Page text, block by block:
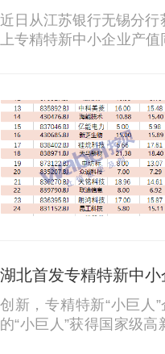
近日从江苏银行无锡分
上专精特新中小企业产值同比
湖北首发专精特新中
创新，专精特新“小巨人
的“小巨人”获得国家级